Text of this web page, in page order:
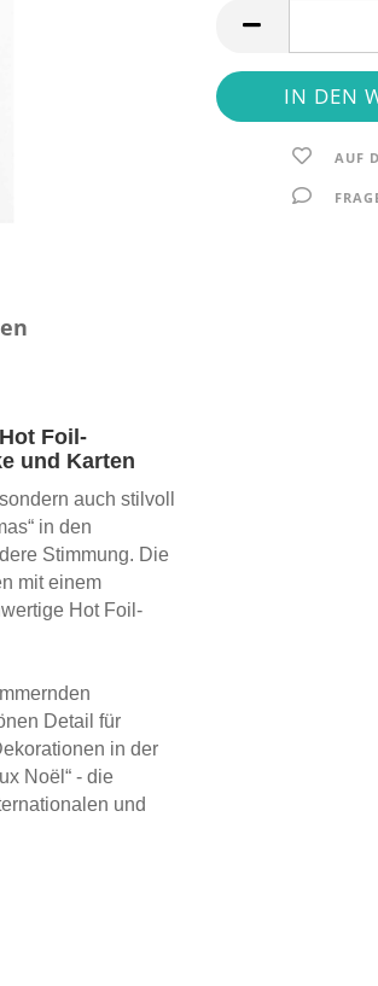
AUF
Foil-
und Karten
auch stilvoll
in den
Stimmung. Die
mit einem
Hot Foil-
Detail für
in der
Noël“ - die
und